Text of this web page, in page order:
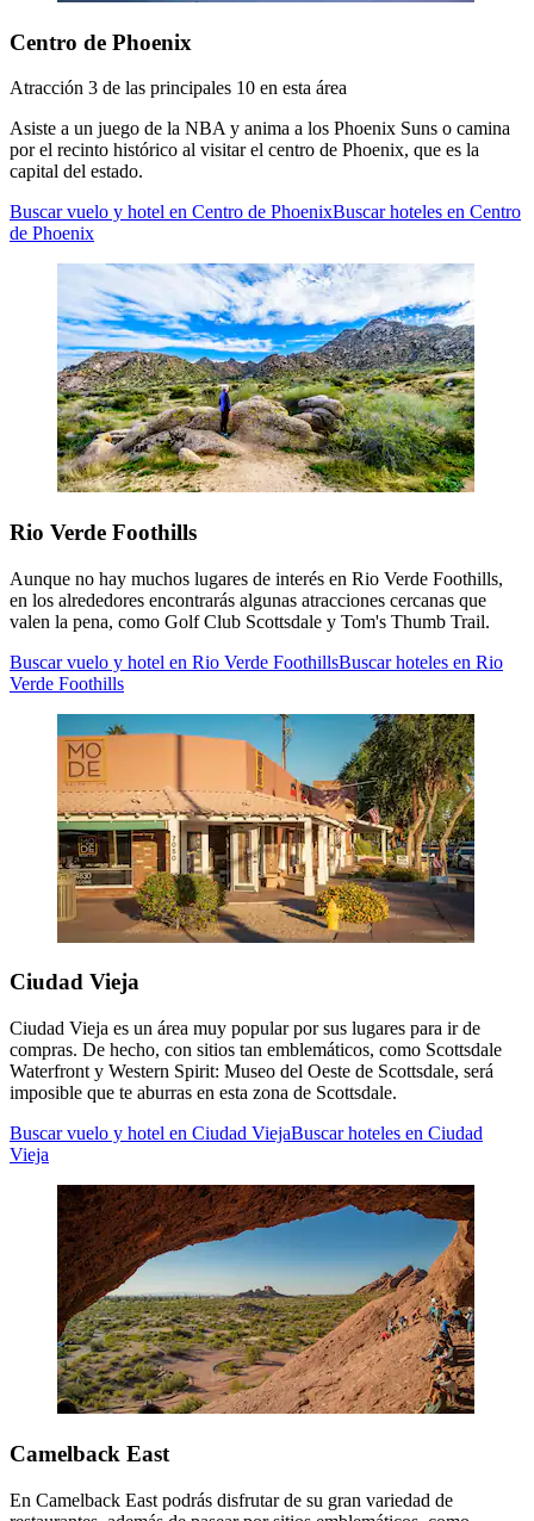
Centro de Phoenix
Atracción 3 de las principales 10 en esta área
Asiste a un juego de la NBA y anima a los Phoenix Suns o camina
por el recinto histórico al visitar el centro de Phoenix, que es la
capital del estado.
Buscar vuelo y hotel en Centro de PhoenixBuscar hoteles en Centro
de Phoenix
Rio Verde Foothills
Aunque no hay muchos lugares de interés en Rio Verde Foothills,
en los alrededores encontrarás algunas atracciones cercanas que
valen la pena, como Golf Club Scottsdale y Tom's Thumb Trail.
Buscar vuelo y hotel en Rio Verde FoothillsBuscar hoteles en Rio
Verde Foothills
Ciudad Vieja
Ciudad Vieja es un área muy popular por sus lugares para ir de
compras. De hecho, con sitios tan emblemáticos, como Scottsdale
Waterfront y Western Spirit: Museo del Oeste de Scottsdale, será
imposible que te aburras en esta zona de Scottsdale.
Buscar vuelo y hotel en Ciudad ViejaBuscar hoteles en Ciudad
Vieja
Camelback East
En Camelback East podrás disfrutar de su gran variedad de